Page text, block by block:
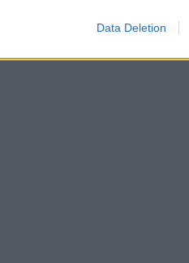
Data Deletion